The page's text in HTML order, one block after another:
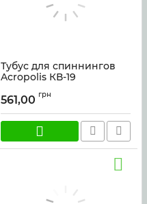
Тубус для спиннингов
Acropolis КВ-19
561,00 грн